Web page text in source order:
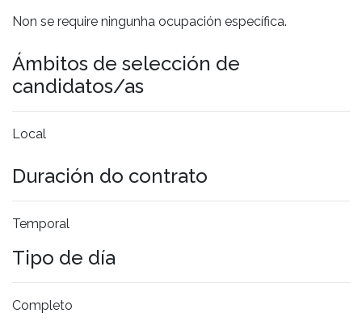
Non se require ningunha ocupación específica.
Ámbitos de selección de
candidatos/as
Local
Duración do contrato
Temporal
Tipo de día
Completo